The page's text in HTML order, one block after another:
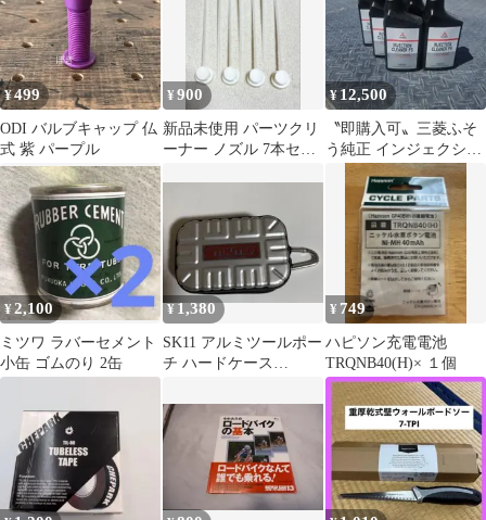
¥499
ODI バルブキャップ 仏
式 紫 パープル
¥900
新品未使用 パーツクリ
ーナー ノズル 7本セッ
¥ 12,500
〝即購入可〟三菱ふそ
う純正 インジェクショ
ンクリーナー FS 6本
¥2,100
ミツワ ラバーセメント
小缶 ゴムのり 2缶
¥1,380
SK11 アルミツールポー
チ ハードケース
具入れ
¥ 749
ハピソン充電電池
TRQNB40(H)× １個